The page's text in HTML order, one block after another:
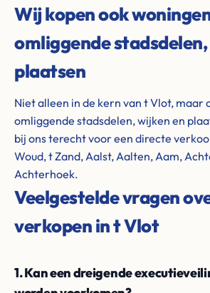
Wij kopen ook
omliggende
plaatsen
Niet alleen in de kern van t Vlot, maar
omliggende stadsdelen, wijken en
bij ons terecht voor een directe
Woud, t Zand, Aalst, Aalten, Aam,
Achterhoek.
Veelgestelde vragen
verkopen in t Vlot
1. Kan een dreigende